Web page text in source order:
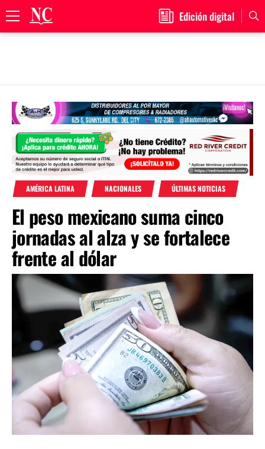
content
Edición digital
AMÉRICA LATINA NACIONALES ÚLTIMAS NOTICIAS
El peso mexicano suma cinco
jornadas al alza y se fortalece
frente al dólar